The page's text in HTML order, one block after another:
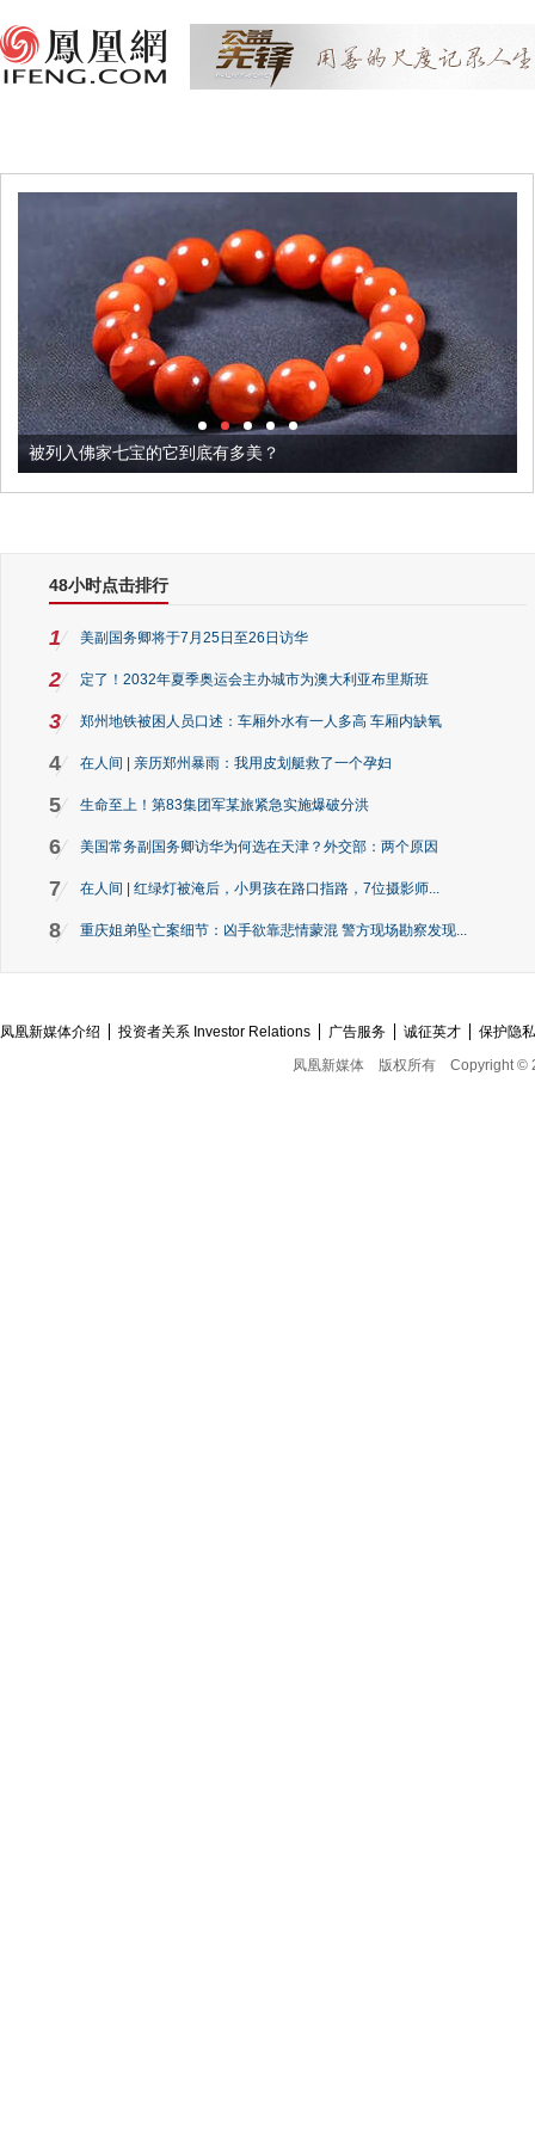
被列入佛家七宝的它到底有多美？
48小时点击排行
1 美副国务卿将于7月25日至26日访华
2 定了！2032年夏季奥运会主办城市为澳大利亚布里斯班
3 郑州地铁被困人员口述：车厢外水有一人多高 车厢内缺氧
4 在人间 | 亲历郑州暴雨：我用皮划艇救了一个孕妇
5 生命至上！第83集团军某旅紧急实施爆破分洪
6 美国常务副国务卿访华为何选在天津？外交部：两个原因
7 在人间 | 红绿灯被淹后，小男孩在路口指路，7位摄影师...
8 重庆姐弟坠亡案细节：凶手欲靠悲情蒙混 警方现场勘察发现...
凤凰新媒体介绍 投资者关系 Investor Relations 广告服务 诚征英才
保护隐
凤凰新媒体
版权所有 Copyright ©